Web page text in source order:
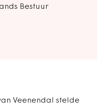
Bestuur
Veenendal stelde